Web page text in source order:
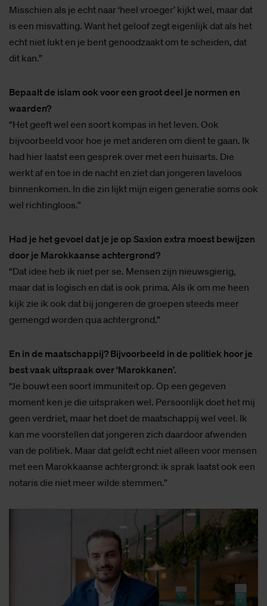
Misschien als je echt naar ‘heel vroeger’ kijkt wel, maar dat
is een misvatting. Want het geloof zegt eigenlijk dat als het
echt niet lukt en je bent genoodzaakt om te scheiden, dat
dit kan.”
Bepaalt de islam ook voor een groot deel je normen en
waarden?
“Het geeft wel een soort kompas in het leven. Ook
bijvoorbeeld voor hoe je met anderen om dient te gaan. Ik
had hier laatst een gesprek over met een huisarts. Die
werkt af en toe in de nacht en ziet dan jongeren laveloos
binnenkomen. In die zin lijkt mijn eigen generatie soms ook
wel richtingloos.”
Had je het gevoel dat je je op Saxion extra moest bewijzen
door je Marokkaanse achtergrond?
“Dat idee heb ik niet per se. Mensen zijn nieuwsgierig,
maar dat is logisch en dat is ook prima. Als ik om me heen
kijk zie ik ook dat bij jongeren de groepen steeds meer
gemengd worden qua achtergrond.”
En in de maatschappij? Bijvoorbeeld in de politiek hoor je
best vaak uitspraak over ‘Marokkanen’.
“Je bouwt een soort immuniteit op. Op een gegeven
moment ken je die uitspraken wel. Persoonlijk doet het mij
geen verdriet, maar het doet de maatschappij wel veel. Ik
kan me voorstellen dat jongeren zich daardoor afwenden
van de politiek. Maar dat geldt echt niet alleen voor mensen
met een Marokkaanse achtergrond: ik sprak laatst ook een
notaris die niet meer wilde stemmen.”